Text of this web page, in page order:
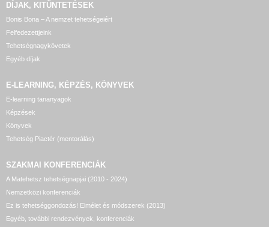
DÍJAK, KITÜNTETÉSEK
Bonis Bona – A nemzet tehetségeiért
Felfedezettjeink
Tehetségnagykövetek
Egyéb díjak
E-LEARNING, KÉPZÉS, KÖNYVEK
E-learning tananyagok
Képzések
Könyvek
Tehetség Piactér (mentorálás)
SZAKMAI KONFERENCIÁK
A Matehetsz tehetségnapjai (2010 - 2024)
Nemzetközi konferenciák
Ez is tehetséggondozás! Elmélet és módszerek (2013)
Egyéb, további rendezvények, konferenciák